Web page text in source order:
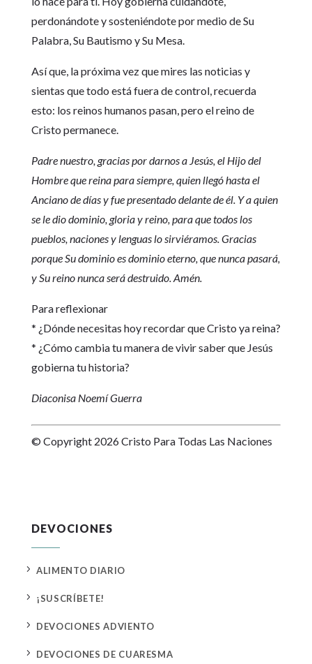
perdonándote y sosteniéndote por medio de Su
Palabra, Su Bautismo y Su Mesa.
Así que, la próxima vez que mires las noticias y
sientas que todo está fuera de control, recuerda
esto: los reinos humanos pasan, pero el reino de
Cristo permanece.
Padre nuestro, gracias por darnos a Jesús, el Hijo del
Hombre que reina para siempre, quien llegó hasta el
Anciano de días y fue presentado delante de él. Y a quien
se le dio dominio, gloria y reino, para que todos los
pueblos, naciones y lenguas lo sirviéramos. Gracias
porque Su dominio es dominio eterno, que nunca pasará,
y Su reino nunca será destruido. Amén.
Para reflexionar
* ¿Dónde necesitas hoy recordar que Cristo ya reina?
* ¿Cómo cambia tu manera de vivir saber que Jesús
gobierna tu historia?
Diaconisa Noemí Guerra
© Copyright 2026 Cristo Para Todas Las Naciones
DEVOCIONES
5 ALIMENTO DIARIO
5 ¡SUSCRÍBETE!
5 DEVOCIONES ADVIENTO
5 DEVOCIONES DE CUARESMA